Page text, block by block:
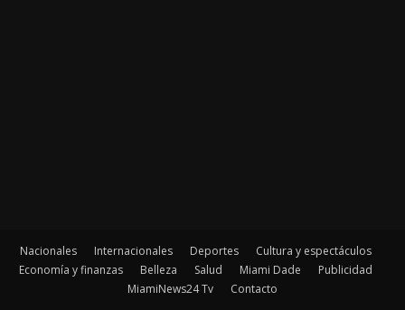
Nacionales Internacionales Deportes
Cultura y espectáculos
Economía y finanzas
Belleza Salud Miami Dade
Publicidad
MiamiNews24 Tv
Contacto